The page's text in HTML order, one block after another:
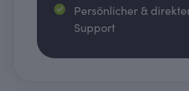
Persönlicher &
Support